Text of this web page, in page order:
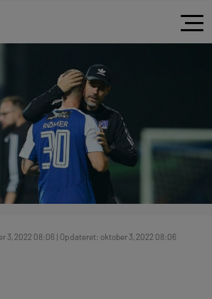
3, 2022 08:06 | Opdateret: oktober 3, 2022 08:06